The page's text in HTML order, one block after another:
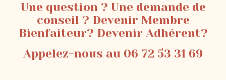
Une question ? Une demande de
conseil ? Devenir Membre
Bienfaiteur? Devenir Adhérent?
Appelez-nous au 06 72 53 31 69